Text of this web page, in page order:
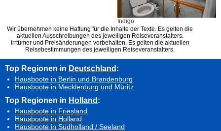
Indigo
Wir übernehmen keine Haftung für die Inhalte der Texte. Es gelten die
aktuellen Ausschreibungen des jeweiligen Reiseveranstalters.
Irrtümer und Preisänderungen vorbehalten. Es gelten die aktuellen
Reisebestimmungen des jeweiligen Reiseveranstalters.
Top Regionen in Deutschland:
Hausboote in Berlin und Brandenburg
Hausboote in Mecklenburg und Müritz
Top Regionen in Holland:
Hausboote in Friesland
Hausboote in Holland
Hausboote in Südholland / Seeland